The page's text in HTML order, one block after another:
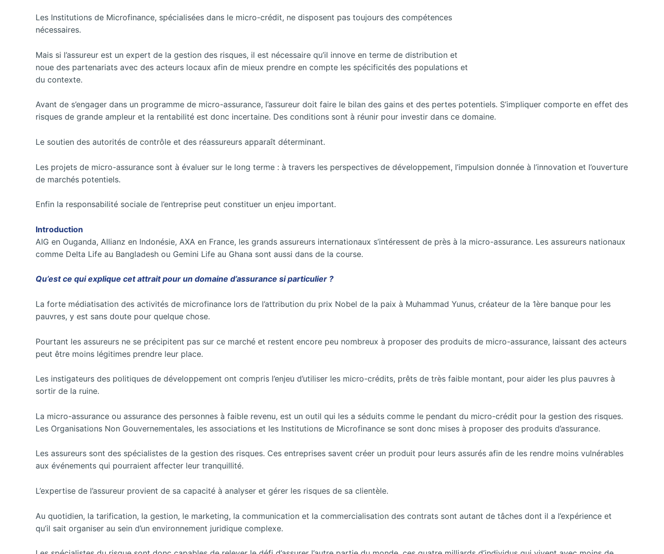
Les Institutions de Microfinance, spécialisées dans le micro-crédit, ne disposent pas toujours des compétences
nécessaires.
Mais si l’assureur est un expert de la gestion des risques, il est nécessaire qu’il innove en terme de distribution et
noue des partenariats avec des acteurs locaux afin de mieux prendre en compte les spécificités des populations et
du contexte.
Avant de s’engager dans un programme de micro-assurance, l’assureur doit faire le bilan des gains et des pertes potentiels. S’impliquer comporte en effet des
risques de grande ampleur et la rentabilité est donc incertaine. Des conditions sont à réunir pour investir dans ce domaine.
Le soutien des autorités de contrôle et des réassureurs apparaît déterminant.
Les projets de micro-assurance sont à évaluer sur le long terme : à travers les perspectives de développement, l’impulsion donnée à l’innovation et l’ouverture
de marchés potentiels.
Enfin la responsabilité sociale de l’entreprise peut constituer un enjeu important.
Introduction
AIG en Ouganda, Allianz en Indonésie, AXA en France, les grands assureurs internationaux s’intéressent de près à la micro-assurance. Les assureurs nationaux
comme Delta Life au Bangladesh ou Gemini Life au Ghana sont aussi dans de la course.
Qu’est ce qui explique cet attrait pour un domaine d’assurance si particulier ?
La forte médiatisation des activités de microfinance lors de l’attribution du prix Nobel de la paix à Muhammad Yunus, créateur de la 1ère banque pour les
pauvres, y est sans doute pour quelque chose.
Pourtant les assureurs ne se précipitent pas sur ce marché et restent encore peu nombreux à proposer des produits de micro-assurance, laissant des acteurs
peut être moins légitimes prendre leur place.
Les instigateurs des politiques de développement ont compris l’enjeu d’utiliser les micro-crédits, prêts de très faible montant, pour aider les plus pauvres à
sortir de la ruine.
La micro-assurance ou assurance des personnes à faible revenu, est un outil qui les a séduits comme le pendant du micro-crédit pour la gestion des risques.
Les Organisations Non Gouvernementales, les associations et les Institutions de Microfinance se sont donc mises à proposer des produits d’assurance.
Les assureurs sont des spécialistes de la gestion des risques. Ces entreprises savent créer un produit pour leurs assurés afin de les rendre moins vulnérables
aux événements qui pourraient affecter leur tranquillité.
L’expertise de l’assureur provient de sa capacité à analyser et gérer les risques de sa clientèle.
Au quotidien, la tarification, la gestion, le marketing, la communication et la commercialisation des contrats sont autant de tâches dont il a l’expérience et
qu’il sait organiser au sein d’un environnement juridique complexe.